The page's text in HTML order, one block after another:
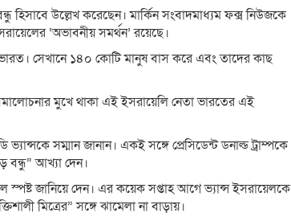
উল্লেখ করেছেন। মার্কিন সংবাদমাধ্যম ফক্স নিউজকে
‘অভাবনীয় সমর্থন’ রয়েছে।
সেখানে ১৪০ কোটি মানুষ বাস করে এবং তাদের কাছ
মুখে থাকা এই ইসরায়েলি নেতা ভারতের এই
ভ্যান্সকে সম্মান জানান। একই সঙ্গে প্রেসিডেন্ট ডনাল্ড ট্রাম্পকে
বন্ধু” আখ্যা দেন।
জানিয়ে দেন। এর কয়েক সপ্তাহ আগে ভ্যান্স ইসরায়েলকে
মিত্রের” সঙ্গে ঝামেলা না বাড়ায়।